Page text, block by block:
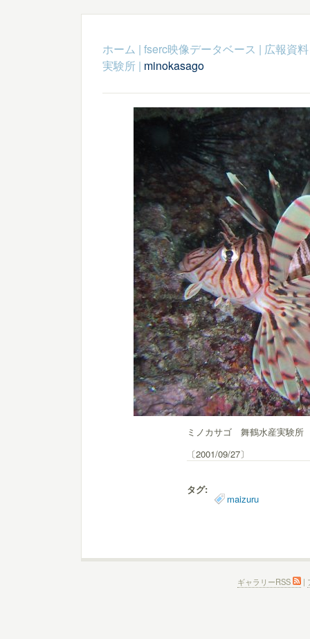
ホーム | fserc映像データベース | 広報資料
実験所| minokasago
ミノカサゴ 舞鶴水産実験所
〔2001/09/27〕
タグ:
maizuru
ギャラリーRSS |